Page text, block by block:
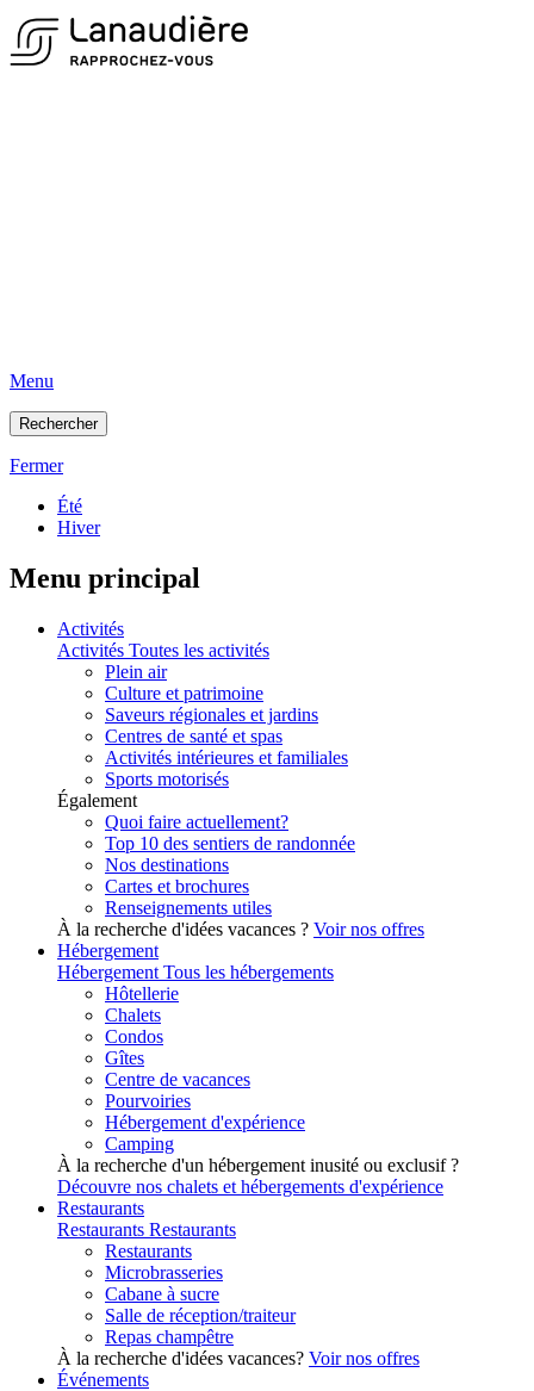
Menu
Rechercher
Fermer
Été
Hiver
Menu principal
Activités
Activités Toutes les activités
Plein air
Culture et patrimoine
Saveurs régionales et jardins
Centres de santé et spas
Activités intérieures et familiales
Sports motorisés
Également
Quoi faire actuellement?
Top 10 des sentiers de randonnée
Nos destinations
Cartes et brochures
Renseignements utiles
À la recherche d'idées vacances ? Voir nos offres
Hébergement
Hébergement Tous les hébergements
Hôtellerie
Chalets
Condos
Gîtes
Centre de vacances
Pourvoiries
Hébergement d'expérience
Camping
À la recherche d'un hébergement inusité ou exclusif ?
Découvre nos chalets et hébergements d'expérience
Restaurants
Restaurants Restaurants
Restaurants
Microbrasseries
Cabane à sucre
Salle de réception/traiteur
Repas champêtre
À la recherche d'idées vacances? Voir nos offres
Événements